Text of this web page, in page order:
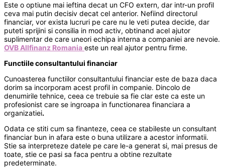
Este o optiune mai ieftina decat un CFO extern, dar intr-un profil
ceva mai putin decisiv decat cel anterior. Nefiind directorul
financiar, vor exista lucruri pe care nu le veti putea decide, dar
puteti sprijini si consilia in mod activ, obtinand acel ajutor
suplimentar de care uneori echipa interna a companiei are nevoie.
OVB Allfinanz Romania este un real ajutor pentru firme.
Functiile consultantului financiar
Cunoasterea functiilor consultantului financiar este de baza daca
dorim sa incorporam acest profil in companie. Dincolo de
denumirile tehnice, ceea ce trebuie sa fie clar este ca este un
profesionist care se ingroapa in functionarea financiara a
organizatiei.
Odata ce stiti cum sa finanteze, ceea ce stabileste un consultant
financiar bun in afara este o buna utilizare a acestor informatii.
Stie sa interpreteze datele pe care le-a generat si, mai presus de
toate, stie ce pasi sa faca pentru a obtine rezultate
predeterminate.